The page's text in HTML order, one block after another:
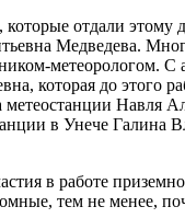
которые отдали
Медведева.
метеорологом. С
которая до этого
метео­станции Навля
в Унече Галина
в работе
тем не менее,